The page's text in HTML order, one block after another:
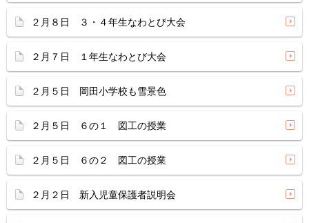
２月８日 ３・４年生なわとび大会
２月７日 １年生なわとび大会
２月５日 岡田小学校も雪景色
２月５日 ６の１ 図工の授業
２月５日 ６の２ 図工の授業
２月２日 新入児童保護者説明会